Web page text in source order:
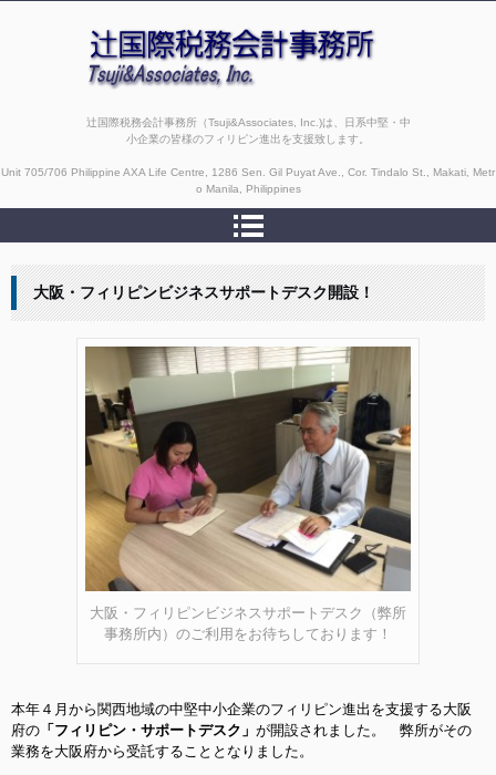
辻国際税務会計事務所（Tsuji&Associates, Inc.)は、日系中堅・中
小企業の皆様のフィリピン進出を支援致します。
Unit 705/706 Philippine AXA Life Centre, 1286 Sen. Gil Puyat Ave., Cor. Tindalo St., Makati, Metr
o Manila, Philippines
大阪・フィリピンビジネスサポートデスク開設！
大阪・フィリピンビジネスサポートデスク（弊所
事務所内）のご利用をお待ちしております！
本年４月から関西地域の中堅中小企業のフィリピン進出を支援する大阪
府の 「フィリピン・サポートデスク」 が開設されました。 弊所がその
業務を大阪府から受託することとなりました。